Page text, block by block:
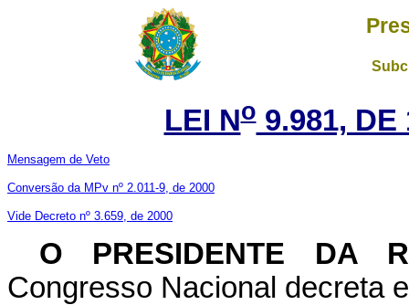
LEI No9.981, DE
Mensagem de Veto
Conversão da MPv nº 2.011-9, de 2000
Vide Decreto nº 3.659, de 2000
O PRESIDENTE DA
Congresso Nacional decreta